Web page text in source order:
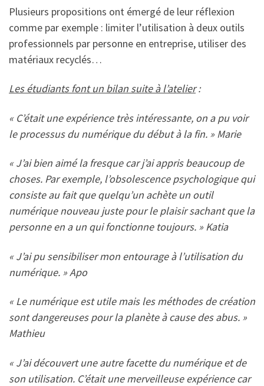
Plusieurs propositions ont émergé de leur réflexion
comme par exemple : limiter l’utilisation à deux outils
professionnels par personne en entreprise, utiliser des
matériaux recyclés…
Les étudiants font un bilan suite à l’atelier:
« C’était une expérience très intéressante, on a pu voir
le processus du numérique du début à la fin. » Marie
« J’ai bien aimé la fresque car j’ai appris beaucoup de
choses. Par exemple, l’obsolescence psychologique qui
consiste au fait que quelqu’un achète un outil
numérique nouveau juste pour le plaisir sachant que la
personne en a un qui fonctionne toujours. » Katia
« J’ai pu sensibiliser mon entourage à l’utilisation du
numérique. » Apo
« Le numérique est utile mais les méthodes de création
sont dangereuses pour la planète à cause des abus. »
Mathieu
« J’ai découvert une autre facette du numérique et de
son utilisation. C’était une merveilleuse expérience car